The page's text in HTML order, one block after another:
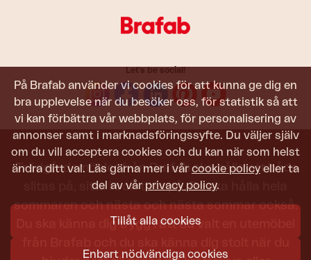
På Brafab använder vi cookies för att kunna ge dig en
bra upplevelse när du besöker oss, för statistik så att
vi kan förbättra vår webbplats, för personalisering av
annonser samt i marknadsföringssyfte. Du väljer själv
om du vill acceptera cookies och du kan när som helst
ändra ditt val. Läs gärna mer i vår cookie policy eller ta
del av vår privacy policy.
Tillåt alla cookies
Enbart nödvändiga cookies
Let's be social!
Trädgårdsmöbler från Brafab ska hålla att både
slitas på, sitta i och titta på. De ska hålla hela
sommaren och nästa och nästa sommar också.
Du ska känna dig trygg i att du valt en utemöbel